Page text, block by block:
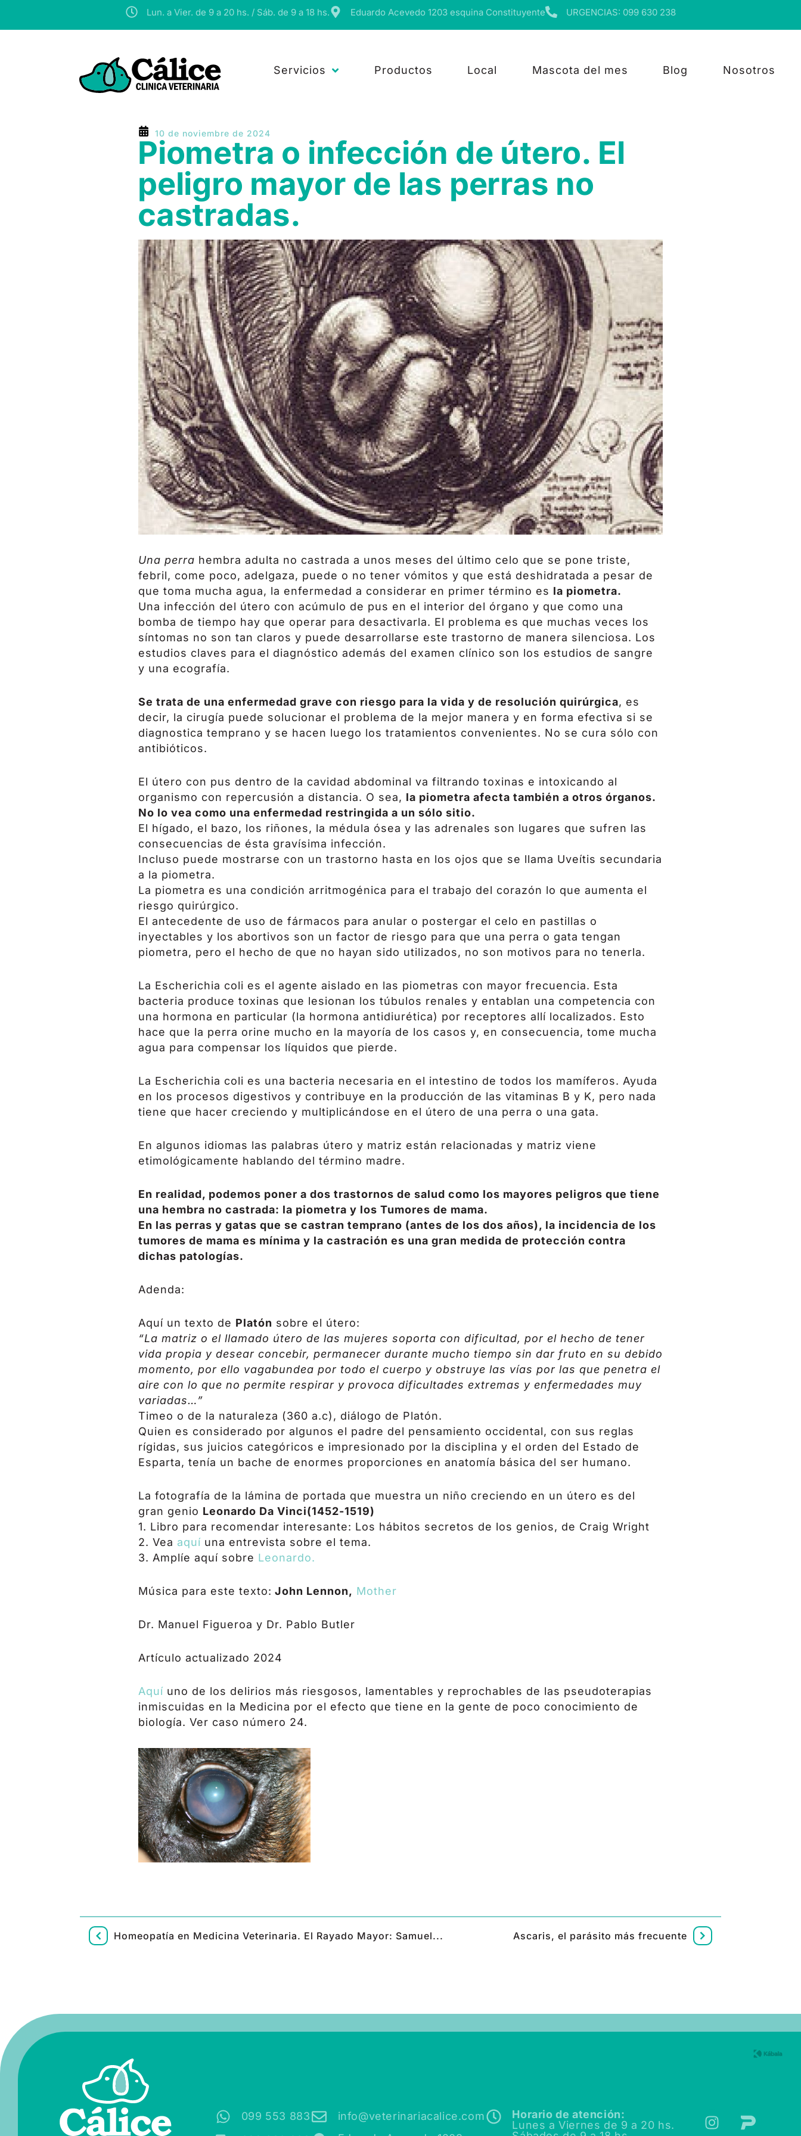
Lun. a Vier. de 9 a 20 hs. /Sáb. de 9 a 18 hs. Eduardo Acevedo 1203 esquina Constituyente URGENCIAS: 099 630 238
Servicios Productos Local Mascota del mes Blog Nosotros
10 de noviembre de 2024
Piometra o infección de útero. El
peligro mayor de las perras no
castradas.
Una perra hembra adulta no castrada a unos meses del último celo que se pone triste,
febril, come poco, adelgaza, puede o no tener vómitos y que está deshidratada a pesar de
que toma mucha agua, la enfermedad a considerar en primer término es la piometra.
Una infección del útero con acúmulo de pus en el interior del órgano y que como una
bomba de tiempo hay que operar para desactivarla. El problema es que muchas veces los
síntomas no son tan claros y puede desarrollarse este trastorno de manera silenciosa. Los
estudios claves para el diagnóstico además del examen clínico son los estudios de sangre
y una ecografía.
Se trata de una enfermedad grave con riesgo para la vida y de resolución quirúrgica, es
decir, la cirugía puede solucionar el problema de la mejor manera y en forma efectiva si se
diagnostica temprano y se hacen luego los tratamientos convenientes. No se cura sólo con
antibióticos.
El útero con pus dentro de la cavidad abdominal va filtrando toxinas e intoxicando al
organismo con repercusión a distancia. O sea, la piometra afecta también a otros órganos.
No lo vea como una enfermedad restringida a un sólo sitio.
El hígado, el bazo, los riñones, la médula ósea y las adrenales son lugares que sufren las
consecuencias de ésta gravísima infección.
Incluso puede mostrarse con un trastorno hasta en los ojos que se llama Uveítis secundaria
a la piometra.
La piometra es una condición arritmogénica para el trabajo del corazón lo que aumenta el
riesgo quirúrgico.
El antecedente de uso de fármacos para anular o postergar el celo en pastillas o
inyectables y los abortivos son un factor de riesgo para que una perra o gata tengan
piometra, pero el hecho de que no hayan sido utilizados, no son motivos para no tenerla.
La Escherichia coli es el agente aislado en las piometras con mayor frecuencia. Esta
bacteria produce toxinas que lesionan los túbulos renales y entablan una competencia con
una hormona en particular (la hormona antidiurética) por receptores allí localizados. Esto
hace que la perra orine mucho en la mayoría de los casos y, en consecuencia, tome mucha
agua para compensar los líquidos que pierde.
La Escherichia coli es una bacteria necesaria en el intestino de todos los mamíferos. Ayuda
en los procesos digestivos y contribuye en la producción de las vitaminas B y K, pero nada
tiene que hacer creciendo y multiplicándose en el útero de una perra o una gata.
En algunos idiomas las palabras útero y matriz están relacionadas y matriz viene
etimológicamente hablando del término madre.
En realidad, podemos poner a dos trastornos de salud como los mayores peligros que tiene
una hembra no castrada: la piometra y los Tumores de mama.
En las perras y gatas que se castran temprano (antes de los dos años), la incidencia de los
tumores de mama es mínima y la castración es una gran medida de protección contra
dichas patologías.
Adenda:
Aquí un texto de Platón sobre el útero:
“La matriz o el llamado útero de las mujeres soporta con dificultad, por el hecho de tener
vida propia y desear concebir, permanecer durante mucho tiempo sin dar fruto en su debido
momento, por ello vagabundea por todo el cuerpo y obstruye las vías por las que penetra el
aire con lo que no permite respirar y provoca dificultades extremas y enfermedades muy
variadas…”
Timeo o de la naturaleza (360 a.c), diálogo de Platón.
Quien es considerado por algunos el padre del pensamiento occidental, con sus reglas
rígidas, sus juicios categóricos e impresionado por la disciplina y el orden del Estado de
Esparta, tenía un bache de enormes proporciones en anatomía básica del ser humano.
La fotografía de la lámina de portada que muestra un niño creciendo en un útero es del
gran genio Leonardo Da Vinci(1452-1519)
1. Libro para recomendar interesante: Los hábitos secretos de los genios, de Craig Wright
2. Vea aquí una entrevista sobre el tema.
3. Amplíe aquí sobre Leonardo.
Música para este texto: John Lennon, Mother
Dr. Manuel Figueroa y Dr. Pablo Butler
Artículo actualizado 2024
Aquí uno de los delirios más riesgosos, lamentables y reprochables de las pseudoterapias
inmiscuidas en la Medicina por el efecto que tiene en la gente de poco conocimiento de
biología. Ver caso número 24.
Homeopatía en Medicina Veterinaria. El Rayado Mayor: Samuel... Ascaris, el parásito más frecuente
099 553 883
info@veterinariacalice.com
Horario de atención:
Lunes a Viernes de 9 a 20 hs.